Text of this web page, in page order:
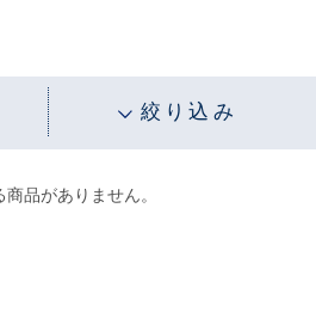
絞り込み
商品がありません。